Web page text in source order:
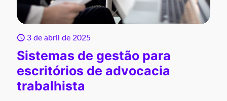
3 de abril de 2025
Sistemas de gestão para
escritórios de advocacia
trabalhista